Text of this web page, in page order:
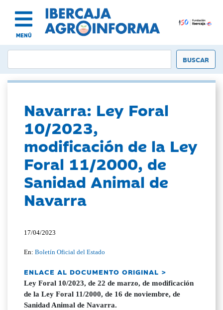
MENÚ
Navarra: Ley Foral
10/2023,
modificación de la Ley
Foral 11/2000, de
Sanidad Animal de
Navarra
17/04/2023
En:Boletín Oficial del Estado
ENLACE AL DOCUMENTO ORIGINAL >
Ley Foral 10/2023, de 22 de marzo, de modificación
de la Ley Foral 11/2000, de 16 de noviembre, de
Sanidad Animal de Navarra.